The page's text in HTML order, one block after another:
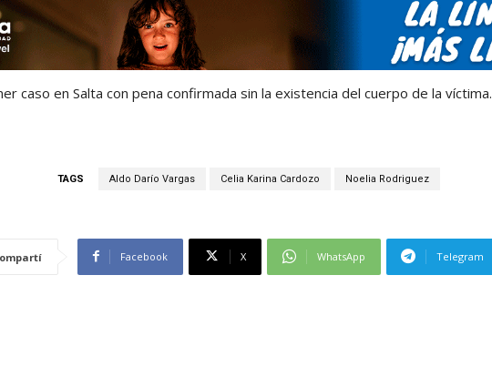
caso en Salta con pena confirmada sin la existencia del cuerpo de la víctima.
TAGS Aldo Darío Vargas Celia Karina Cardozo Noelia Rodriguez
Facebook X WhatsApp Telegram